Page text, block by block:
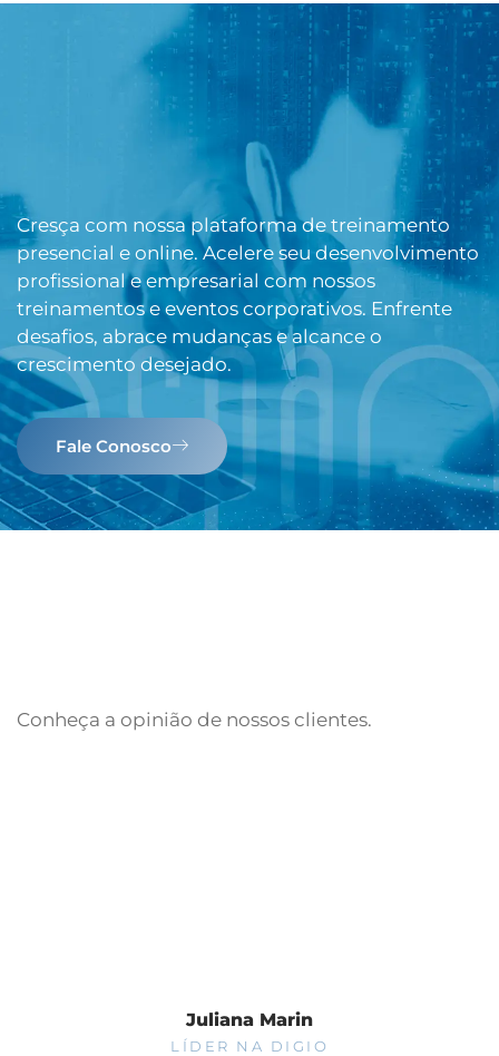
Cresça com nossa plataforma de treinamento
presencial e online. Acelere seu desenvolvimento
profissional e empresarial com nossos
treinamentos e eventos corporativos. Enfrente
desafios, abrace mudanças e alcance o
crescimento desejado.
Fale Conosco
Conheça a opinião de nossos clientes.
Juliana Marin
LÍDER NA DIGIO